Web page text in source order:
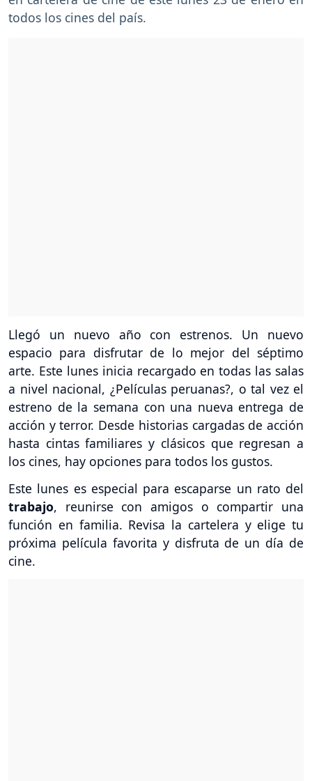
todos los cines del país.
Llegó un nuevo año con estrenos. Un nuevo
espacio para disfrutar de lo mejor del séptimo
arte. Este lunes inicia recargado en todas las salas
a nivel nacional, ¿Películas peruanas?, o tal vez el
estreno de la semana con una nueva entrega de
acción y terror. Desde historias cargadas de acción
hasta cintas familiares y clásicos que regresan a
los cines, hay opciones para todos los gustos.
Este lunes es especial para escaparse un rato del
trabajo, reunirse con amigos o compartir una
función en familia. Revisa la cartelera y elige tu
próxima película favorita y disfruta de un día de
cine.